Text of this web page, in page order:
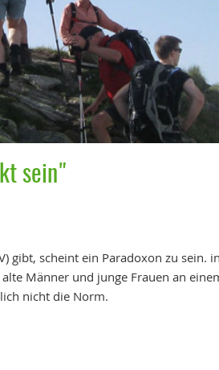
sein"
gibt, scheint ein Paradoxon zu
Männer und junge Frauen an
nicht die Norm.